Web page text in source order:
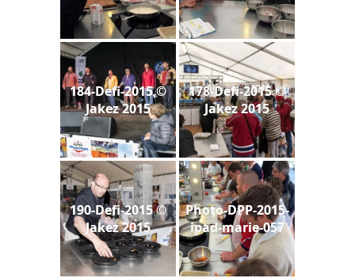
184-Defi-2015 ©
Jakez 2015
178-Defi-2015 ©
Jakez 2015
190-Defi-2015 ©
Jakez 2015
Photo-DPP-2015-
ipad-marie-057